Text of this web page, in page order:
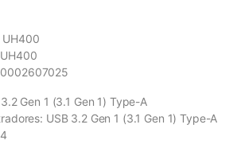
Gen 1 (3.1 Gen 1) Type-A
USB 3.2 Gen 1 (3.1 Gen 1) Type-A